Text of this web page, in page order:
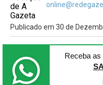
Publicado em 30 de
Receba